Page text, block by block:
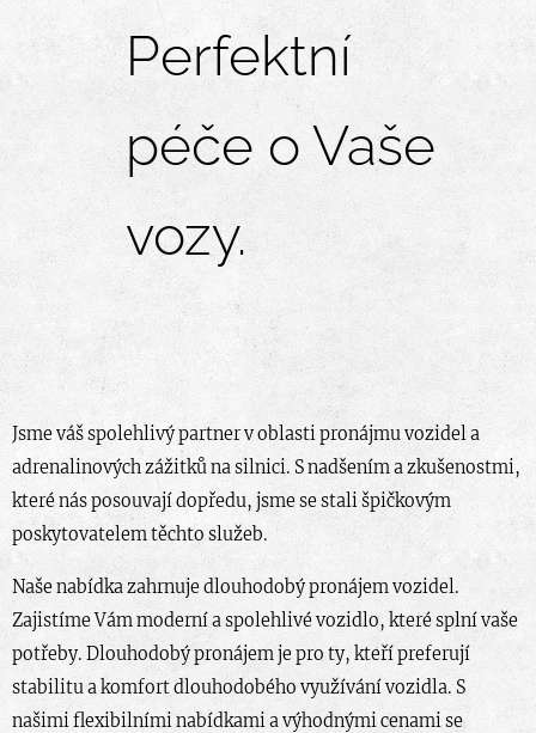
Perfektní
péče o Vaše
vozy.
Jsme váš spolehlivý partner v oblasti pronájmu vozidel a
adrenalinových zážitků na silnici. S nadšením a zkušenostmi,
které nás posouvají dopředu, jsme se stali špičkovým
poskytovatelem těchto služeb.
Naše nabídka zahrnuje dlouhodobý pronájem vozidel.
Zajistíme Vám moderní a spolehlivé vozidlo, které splní vaše
potřeby. Dlouhodobý pronájem je pro ty, kteří preferují
stabilitu a komfort dlouhodobého využívání vozidla. S
našimi flexibilními nabídkami a výhodnými cenami se